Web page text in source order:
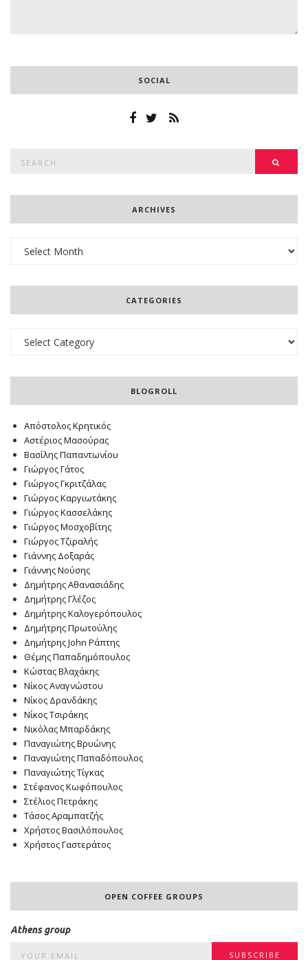
SOCIAL
for:
ARCHIVES
CATEGORIES
BLOGROLL
Απόστολος Κρητικός
Αστέριος Μασούρας
Βασίλης Παπαντωνίου
Γιώργος Γάτος
Γιώργος Γκριτζάλας
Γιώργος Καργιωτάκης
Γιώργος Κασσελάκης
Γιώργος Μοσχοβίτης
Γιώργος Τζιραλής
Γιάννης Δοξαράς
Γιάννης Νούσης
Δημήτρης Αθανασιάδης
Δημήτρης Γλέζος
Δημήτρης Καλογερόπουλος
Δημήτρης Πρωτούλης
Δημήτρης John Ράπτης
Θέμης Παπαδημόπουλος
Κώστας Βλαχάκης
Νίκος Αναγνώστου
Νίκος Δρανδάκης
Νίκος Τσιράκης
Νικόλας Μπαρδάκης
Παναγιώτης Βρυώνης
Παναγιώτης Παπαδόπουλος
Παναγιώτης Τίγκας
Στέφανος Κωφόπουλος
Στέλιος Πετράκης
Τάσος Αραμπατζής
Χρήστος Βασιλόπουλος
Χρήστος Γαστεράτος
OPEN COFFEE GROUPS
Athens group